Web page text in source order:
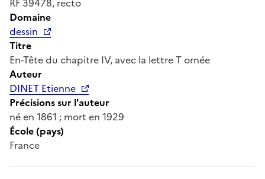
Domaine
dessin
Titre
En-Tête du chapitre IV, avec la lettre T ornée
Auteur
DINET Etienne
Précisions sur l'auteur
né en 1861 ; mort en 1929
École (pays)
France